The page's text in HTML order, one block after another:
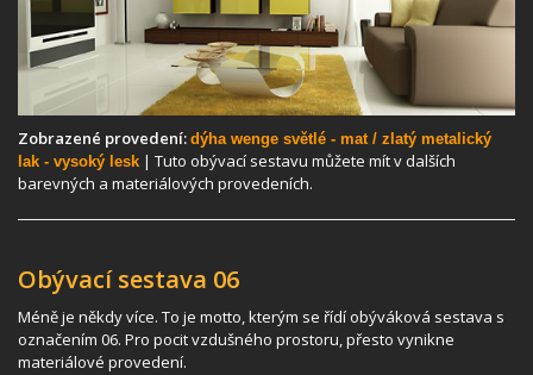
Zobrazené provedení: dýha wenge světlé - mat / zlatý metalický
lak - vysoký lesk | Tuto obývací sestavu můžete mít v dalších
barevných a materiálových provedeních.
Obývací sestava 06
Méně je někdy více. To je motto, kterým se řídí obýváková sestava s
označením 06. Pro pocit vzdušného prostoru, přesto vynikne
materiálové provedení.